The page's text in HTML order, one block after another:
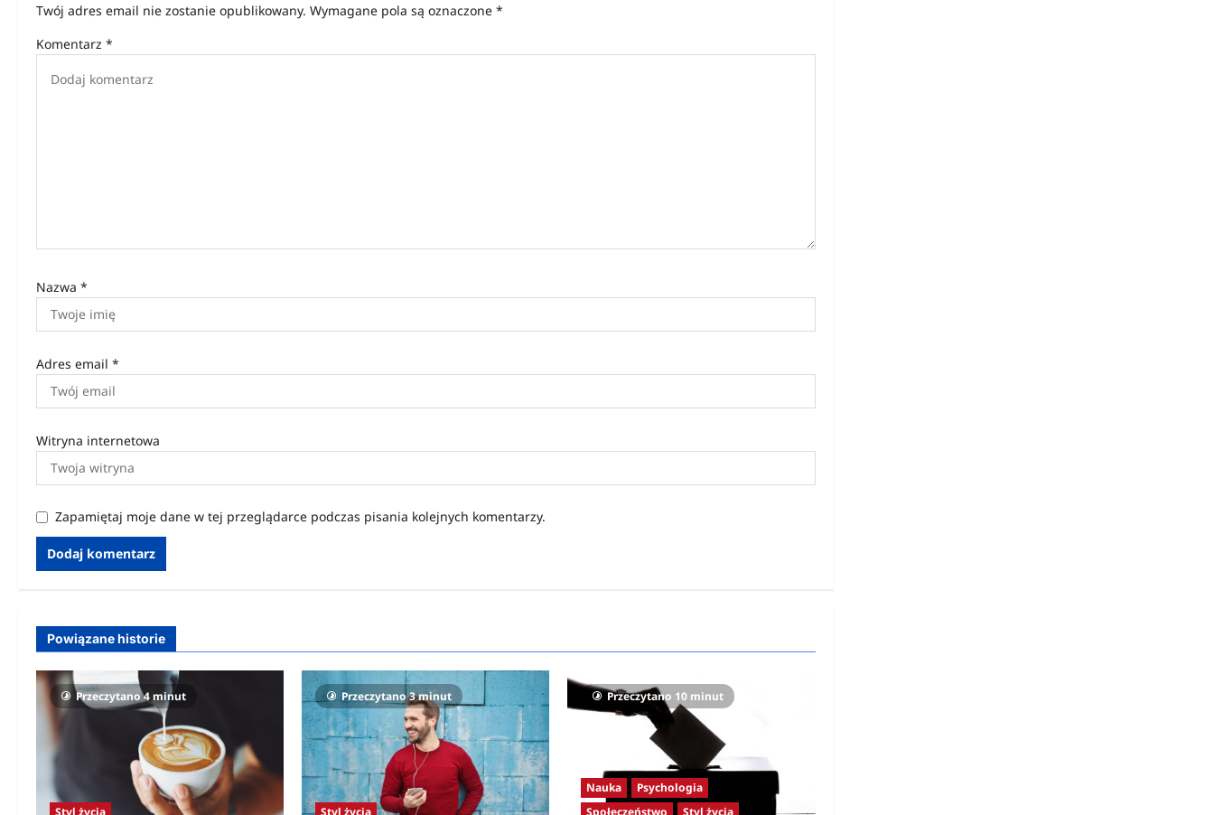
a
c
s
u
Twój adres email nie zostanie opublikowany. Wymagane pola są oznaczone *
Komentarz *
Nazwa *
Adres email *
Witryna internetowa
Zapamiętaj moje dane w tej przeglądarce podczas pisania kolejnych komentarzy.
Powiązane historie
Przeczytano 4 minut Przeczytano 3 minut
Styl życia
Przeczytano 10 minut
Nauka
Psychologia
Społeczeństwo
Styl życia